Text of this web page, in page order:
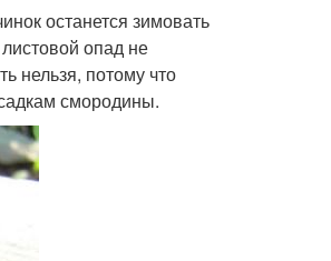
останется зимовать
опад не
нельзя, потому что
смородины.